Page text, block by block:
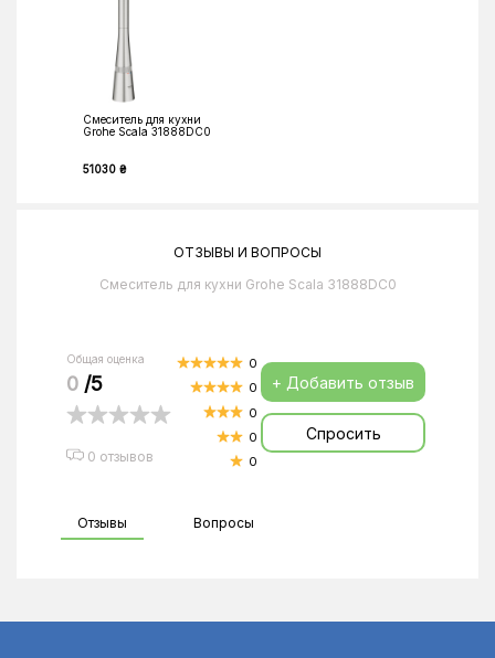
Смеситель для кухни
Grohe Scala 31888DC0
51030 ₴
ОТЗЫВЫ И ВОПРОСЫ
Смеситель для кухни Grohe Scala 31888DC0
Общая оценка
0 /5
0 отзывов
0
0
0
0
0
+ Добавить отзыв
Спросить
Отзывы Вопросы